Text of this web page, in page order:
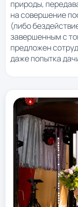
природы,
на совершение
(либо
завершенным с
предложен
даже попытка